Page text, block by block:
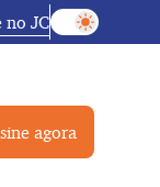
no JC
agora